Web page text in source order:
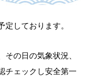
しております。
の日の気象状況、
チェックし安全第一